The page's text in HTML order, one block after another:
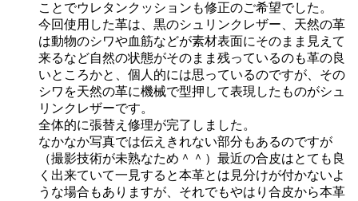
ことでウレタンクッションも修正のご希望でした。
今回使用した革は、黒のシュリンクレザー、天然の革
は動物のシワや血筋などが素材表面にそのまま見えて
来るなど自然の状態がそのまま残っているのも革の良
いところかと、個人的には思っているのですが、その
シワを天然の革に機械で型押して表現したものがシュ
リンクレザーです。
全体的に張替え修理が完了しました。
なかなか写真では伝えきれない部分もあるのですが
（撮影技術が未熟なため＾＾）最近の合皮はとても良
く出来ていて一見すると本革とは見分けが付かないよ
うな場合もありますが、それでもやはり合皮から本革